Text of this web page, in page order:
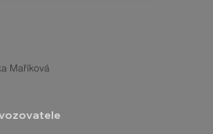
Maříková